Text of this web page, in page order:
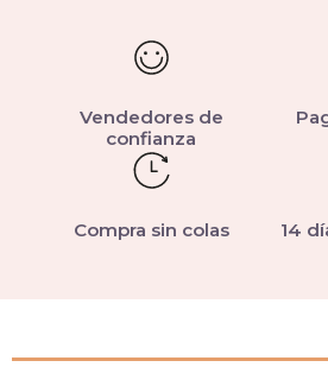
Vendedores de
confianza
Compra sin colas 14